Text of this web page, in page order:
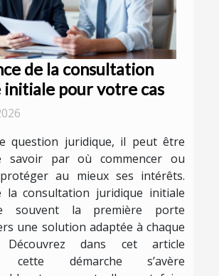
de la consultation
pour votre cas
question juridique, il peut être
savoir par où commencer ou
au mieux ses intérêts.
la consultation juridique initiale
souvent la première porte
une solution adaptée à chaque
Découvrez dans cet article
cette démarche s’avère